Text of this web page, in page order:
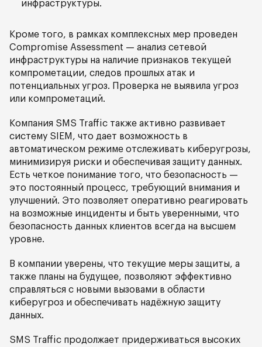
инфраструктуры.
Кроме того, в рамках комплексных мер проведен
Compromise Assessment — анализ сетевой
инфраструктуры на наличие признаков текущей
компрометации, следов прошлых атак и
потенциальных угроз. Проверка не выявила угроз
или компрометаций.
Компания SMS Traffic также активно развивает
систему SIEM, что дает возможность в
автоматическом режиме отслеживать киберугрозы,
минимизируя риски и обеспечивая защиту данных.
Есть четкое понимание того, что безопасность —
это постоянный процесс, требующий внимания и
улучшений. Это позволяет оперативно реагировать
на возможные инциденты и быть уверенными, что
безопасность данных клиентов всегда на высшем
уровне.
В компании уверены, что текущие меры защиты, а
также планы на будущее, позволяют эффективно
справляться с новыми вызовами в области
киберугроз и обеспечивать надёжную защиту
данных.
SMS Traffic продолжает придерживаться высоких